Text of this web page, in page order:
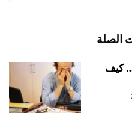
الصلة
كيف